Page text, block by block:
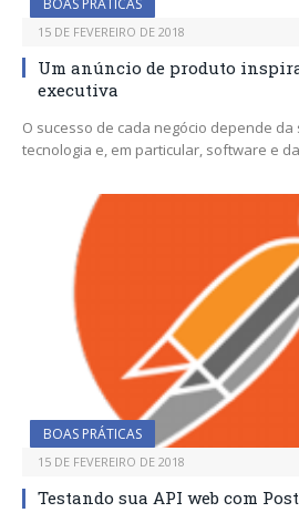
15 DE FEVEREIRO DE 2018
Um anúncio de produto
executiva
O sucesso de cada negócio depende
tecnologia e, em particular, software e
BOAS PRÁTICAS
15 DE FEVEREIRO DE 2018
Testando sua API web com